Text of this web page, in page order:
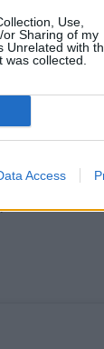
Use,
Sharing of my
Unrelated with
collected.
Access
μπαίνουν
η Αθήνα
φτιάχνονται
must try
με